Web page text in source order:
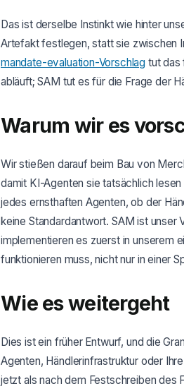
Das ist derselbe Instinkt wie hinter
Artefakt festlegen, statt sie zwischen
mandate-evaluation-Vorschlag tut das
abläuft; SAM tut es für die Frage der
Warum wir es
Wir stießen darauf beim Bau von
damit KI-Agenten sie tatsächlich
jedes ernsthaften Agenten, ob der
keine Standardantwort. SAM ist
implementieren es zuerst in unserem
funktionieren muss, nicht nur in einer
Wie es weitergeht
Dies ist ein früher Entwurf, und die
Agenten, Händlerinfrastruktur oder
jetzt als nach dem Festschreiben des